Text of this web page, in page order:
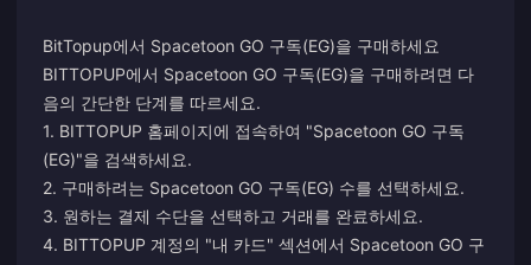
BitTopup에서 Spacetoon GO 구독(EG)을 구매하세요
BITTOPUP에서 Spacetoon GO 구독(EG)을 구매하려면 다
음의 간단한 단계를 따르세요.
1. BITTOPUP 홈페이지에 접속하여 "Spacetoon GO 구독
(EG)"을 검색하세요.
2. 구매하려는 Spacetoon GO 구독(EG) 수를 선택하세요.
3. 원하는 결제 수단을 선택하고 거래를 완료하세요.
4. BITTOPUP 계정의 "내 카드" 섹션에서 Spacetoon GO 구